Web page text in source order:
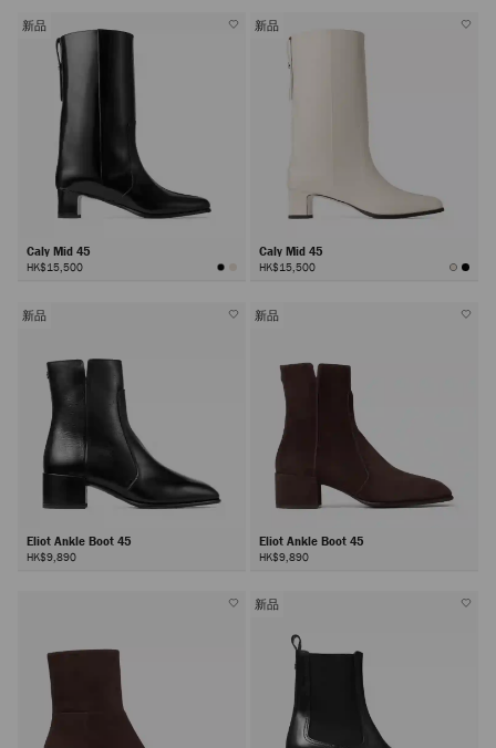
新品
Caly Mid 45
HK$15,500
新品
Caly Mid 45
HK$15,500
新品
Eliot Ankle Boot 45
HK$9,890
新品
Eliot Ankle Boot 45
HK$9,890
新品